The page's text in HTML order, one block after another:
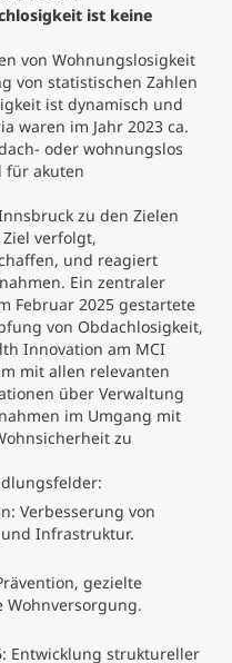
ist keine
von Wohnungslosigkeit
von statistischen Zahlen
ist dynamisch und
waren im Jahr 2023 ca.
oder wohnungslos
für akuten
zu den Zielen
verfolgt,
und reagiert
Ein zentraler
Februar 2025 gestartete
von Obdachlosigkeit,
Innovation am MCI
mit allen relevanten
über Verwaltung
im Umgang mit
zu
Verbesserung von
Infrastruktur.
gezielte
Entwicklung struktureller